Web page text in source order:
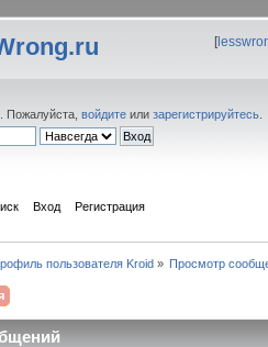
[
. Пожалуйста, войдите или зарегистрируйтесь
Вход Регистрация
пользователя Kroid» Просмотр